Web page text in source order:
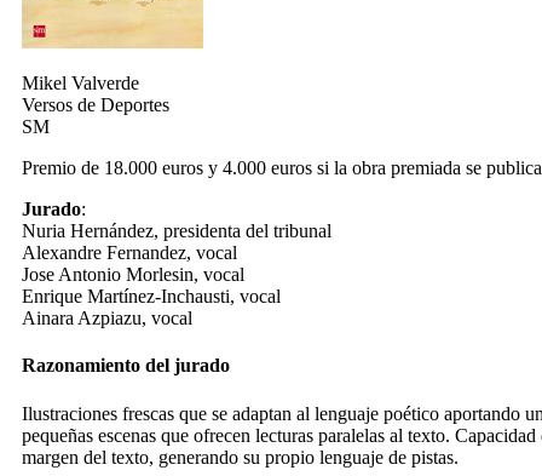
Mikel Valverde
Versos de Deportes
SM
Premio de 18.000 euros y 4.000 euros si la obra premiada se
Jurado:
Nuria Hernández, presidenta del tribunal
Alexandre Fernandez, vocal
Jose Antonio Morlesin, vocal
Enrique Martínez-Inchausti, vocal
Ainara Azpiazu, vocal
Razonamiento del jurado
Ilustraciones frescas que se adaptan al lenguaje poético aportando
pequeñas escenas que ofrecen lecturas paralelas al texto.
margen del texto, generando su propio lenguaje de pistas.